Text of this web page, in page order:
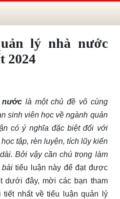
lý nhà nước
2024
nước là một chủ đề vô cùng
sinh viên học về ngành quản
có ý nghĩa đặc biệt đối với
tập, rèn luyện, tích lũy kiến
Bởi vậy cần chú trọng làm
bài tiểu luận này để đạt được
dưới đây, mời các bạn tham
tiết nhất về tiểu luận quản lý